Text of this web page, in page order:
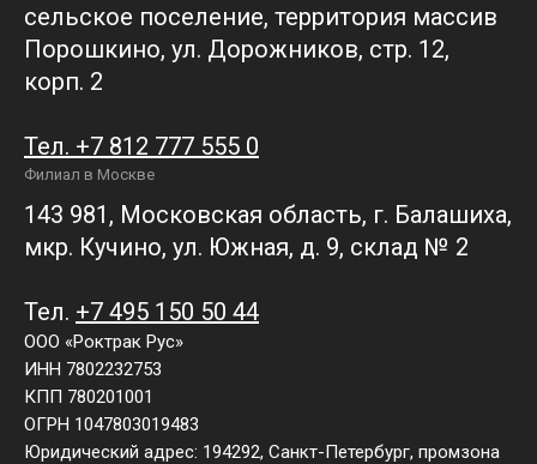
сельское поселение, территория массив
Порошкино, ул. Дорожников, стр. 12,
корп. 2
Тел. +7 812 777 555 0
Филиал в Москве
143 981, Московская область, г. Балашиха,
мкр. Кучино, ул. Южная, д. 9, склад № 2
Тел. +7 495 150 50 44
ООО «Роктрак Рус»
ИНН 7802232753
КПП 780201001
ОГРН 1047803019483
Юридический адрес: 194292, Санкт-Петербург, промзона